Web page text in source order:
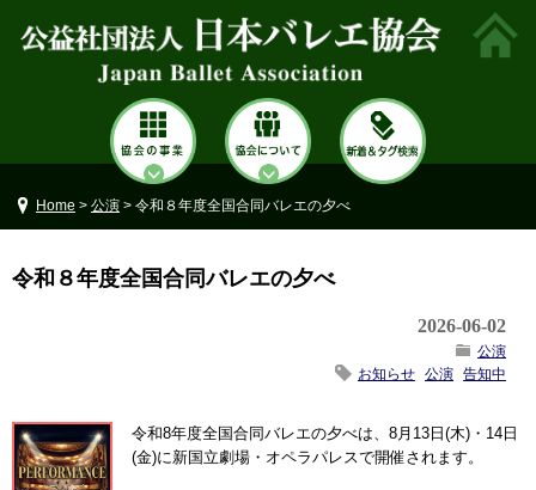
Home > 公演 > 令和８年度全国合同バレエの夕べ
令和８年度全国合同バレエの夕べ
2026-06-02
公演
お知らせ 公演 告知中
令和8年度全国合同バレエの夕べは、8月13日(木)・14日
(金)に新国立劇場・オペラパレスで開催されます。